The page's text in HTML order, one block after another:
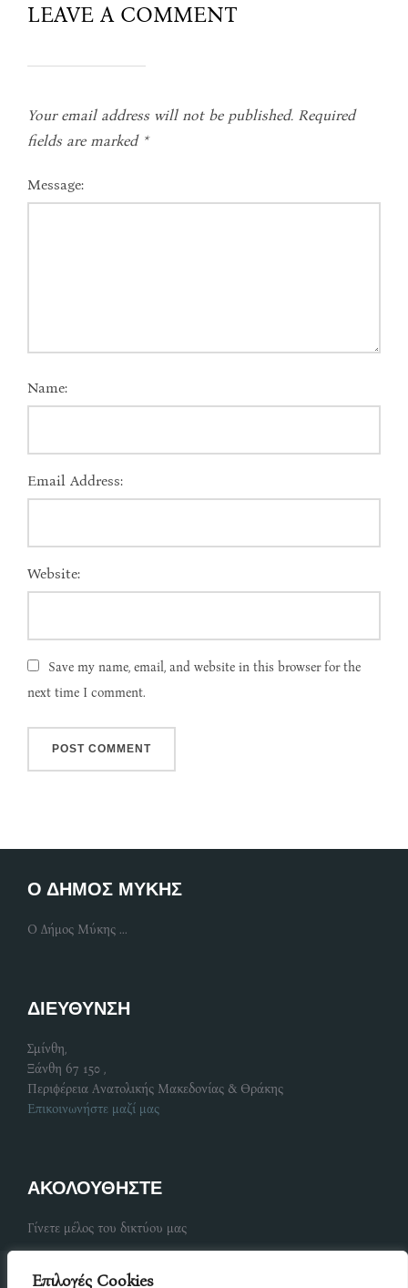
Επιλογές Cookies
LEAVE A COMMENT
Your email address will not be published. Required
fields are marked *
Message:
Name:
Email Address:
Website:
Save my name, email, and website in this browser for the
next time I comment.
Ο ΔΗΜΟΣ ΜΥΚΗΣ
Ο Δήμος Μύκης ...
ΔΙΕΥΘΥΝΣΗ
Σμίνθη,
Ξάνθη 67 150 ,
Περιφέρεια Ανατολικής Μακεδονίας & Θράκης
Επικοινωνήστε μαζί μας
ΑΚΟΛΟΥΘΗΣΤΕ
Γίνετε μέλος του δικτύου μας